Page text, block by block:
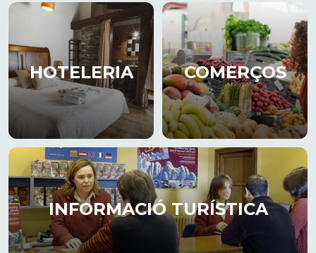
HOTELERIA COMERÇOS
INFORMACIÓ TURÍSTICA